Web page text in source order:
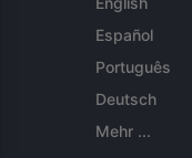
Español
Português
Deutsch
Mehr ...